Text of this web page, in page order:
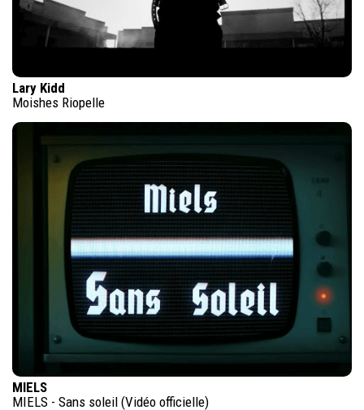
Lary Kidd
Moishes Riopelle
MIELS
MIELS - Sans soleil (Vidéo officielle)